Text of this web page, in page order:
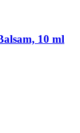
10 ml